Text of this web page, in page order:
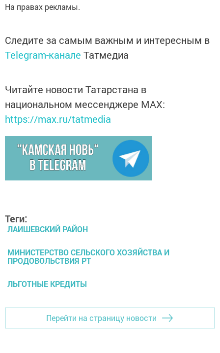
На правах рекламы.
Следите за самым важным и интересным в
Telegram-канале Татмедиа
Читайте новости Татарстана в
национальном мессенджере MАХ:
https://max.ru/tatmedia
Теги:
ЛАИШЕВСКИЙ РАЙОН
МИНИСТЕРСТВО СЕЛЬСКОГО ХОЗЯЙСТВА И
ПРОДОВОЛЬСТВИЯ РТ
ЛЬГОТНЫЕ КРЕДИТЫ
Перейти на страницу новости